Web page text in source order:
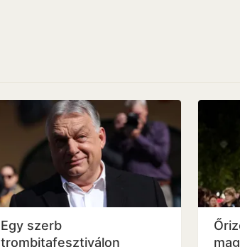
Egy szerb
trombitafesztiválon